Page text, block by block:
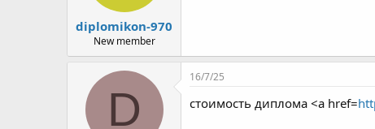
diplomikon-970
New member
D
16/7/25
стоимость диплома <a href=